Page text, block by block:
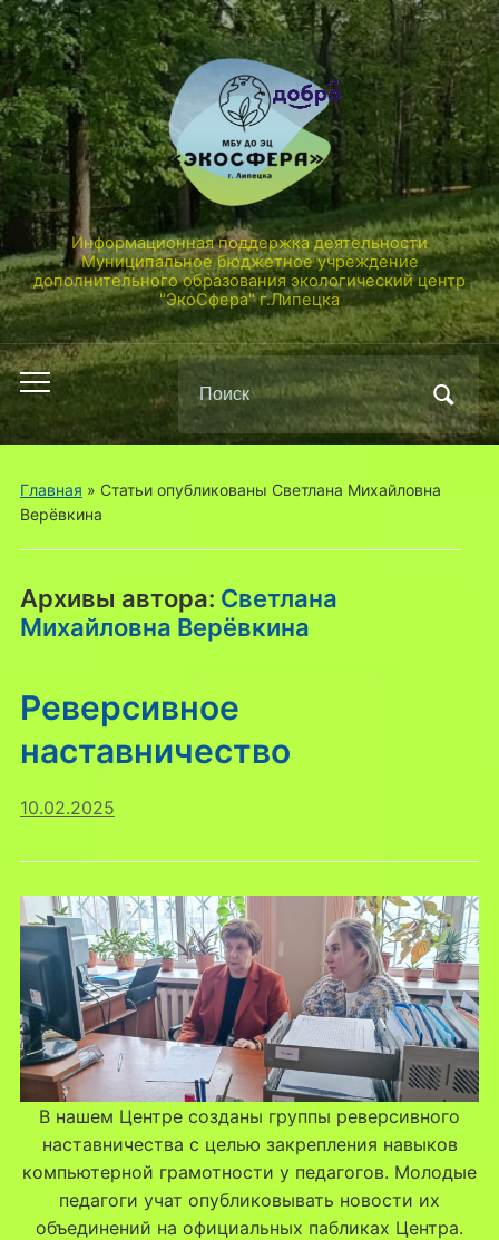
Информационная поддержка деятельности
Муниципальное бюджетное учреждение
дополнительного образования экологический центр
"ЭкоСфера" г.Липецка
Переключить
мобильное
меню
Поиск
по:
Главная » Статьи опубликованы Светлана Михайловна
Верёвкина
Архивы автора: Светлана
Михайловна Верёвкина
Реверсивное
наставничество
10.02.2025
В нашем Центре созданы группы реверсивного
наставничества с целью закрепления навыков
компьютерной грамотности у педагогов. Молодые
педагоги учат опубликовывать новости их
объединений на официальных пабликах Центра.